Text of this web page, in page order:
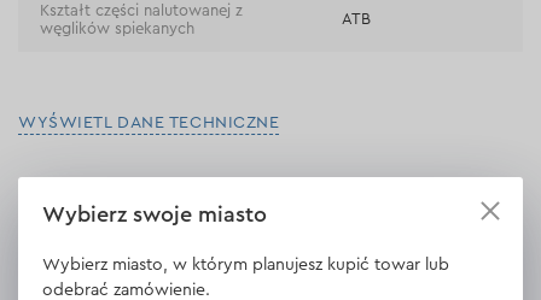
Kształt części nalutowanej z
węglików spiekanych
ATB
WYŚWIETL DANE TECHNICZNE
Zostaw opinię
Opinie
Wybierz swoje miasto
Wybierz miasto, w którym planujesz kupić towar lub
odebrać zamówienie.